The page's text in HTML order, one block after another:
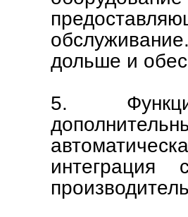
дольше и
5.
интеграция